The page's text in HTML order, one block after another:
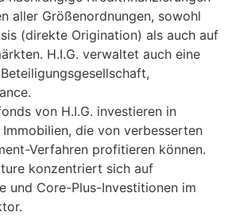
aller Größenordnungen, sowohl
(direkte Origination) als auch auf
H.I.G. verwaltet auch eine
von H.I.G. investieren in
die von verbesserten
Verfahren profitieren können.
konzentriert sich auf
und Core-Plus-Investitionen im